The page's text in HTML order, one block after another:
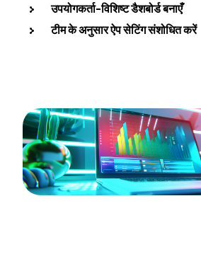
उपयोगकर्ता-विशिष्ट डैशबोर्ड बनाएँ
टीम के अनुसार ऐप सेटिंग संशोधित करें